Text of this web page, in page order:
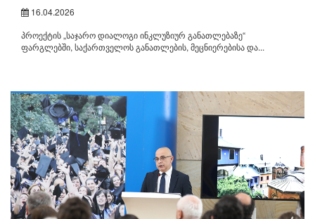
16.04.2026
პროექტის „საჯარო დიალოგი ინკლუზიურ განათლებაზე“
ფარგლებში, საქართველოს განათლების, მეცნიერებისა და...